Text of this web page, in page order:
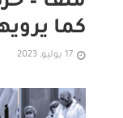
كما
17 يوليو, 2023